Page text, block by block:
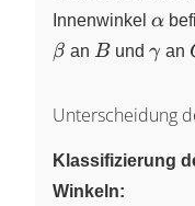
Innenwinkel α
β an B
Bund γ an
Unterscheidung
Klassifizierung
Winkeln: